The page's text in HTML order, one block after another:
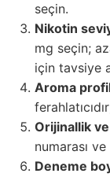
seçin.
Nikotin
mg seçin;
için tavsiye
Aroma
Orijinallik
numarası
Deneme